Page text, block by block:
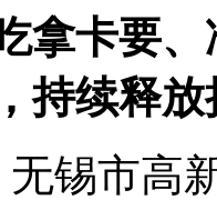
卡要、
持续释
市高新